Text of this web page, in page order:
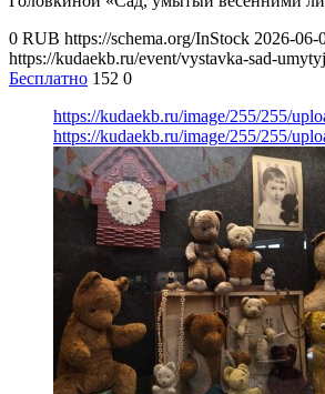
0 RUB https://schema.org/InStock 2026-06-
https://kudaekb.ru/event/vystavka-sad-
Бесплатно 152 0
https://kudaekb.ru/image/255/255/
https://kudaekb.ru/image/255/255/